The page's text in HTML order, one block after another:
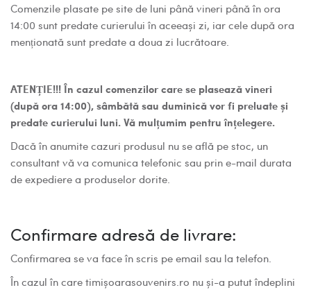
Comenzile plasate pe site de luni până vineri până în ora
14:00 sunt predate curierului în aceeași zi, iar cele după ora
menționată sunt predate a doua zi lucrătoare.
ATENȚIE!!! În cazul comenzilor care se plasează vineri
(după ora 14:00), sâmbătă sau duminică vor fi preluate și
predate curierului luni. Vă mulțumim pentru înțelegere.
Dacă în anumite cazuri produsul nu se află pe stoc, un
consultant vă va comunica telefonic sau prin e-mail durata
de expediere a produselor dorite.
Confirmare adresă de livrare:
Confirmarea se va face în scris pe email sau la telefon.
În cazul în care timișoarasouvenirs.ro nu și-a putut îndeplini